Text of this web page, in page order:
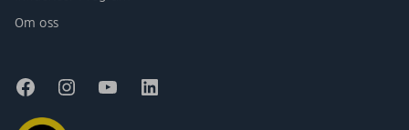
Om oss